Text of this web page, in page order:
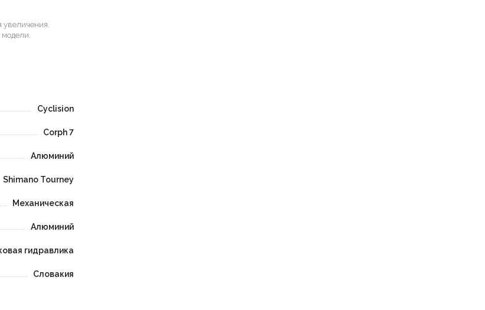
увеличения.
модели.
Cyclision
Corph 7
Алюминий
Shimano Tourney
Механическая
Алюминий
гидравлика
Словакия